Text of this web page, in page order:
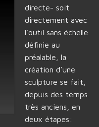
directe- soit
directement avec
l’outil sans échelle
définie au
préalable, la
création d’une
sculpture se fait,
depuis des temps
très anciens, en
deux étapes: